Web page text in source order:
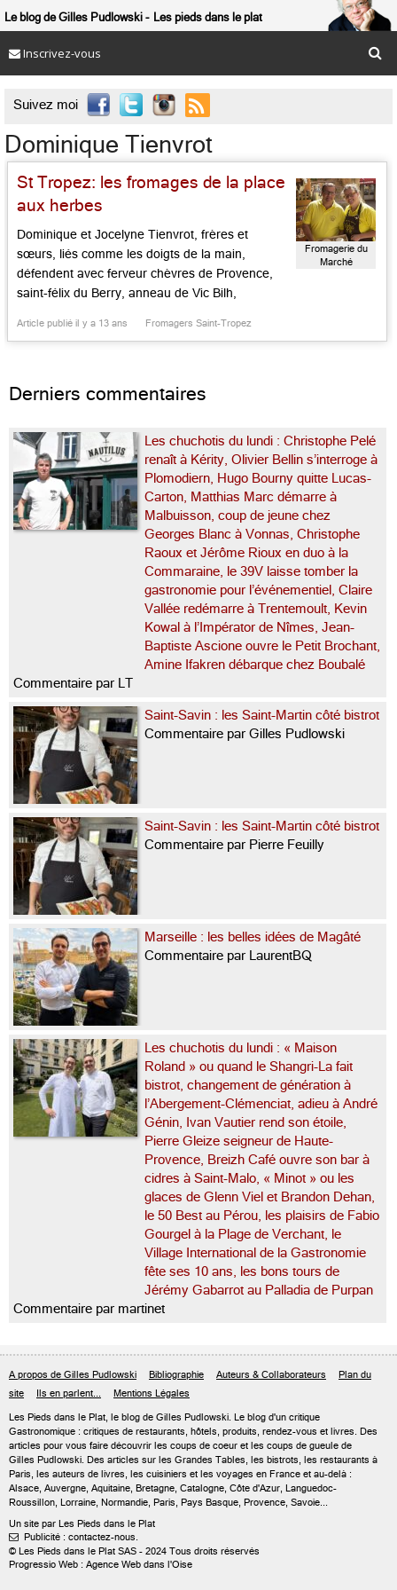
Le blog de Gilles Pudlowski Les pieds dans le plat
Inscrivez-vous
Suivez moi 
Dominique Tienvrot
St Tropez: les fromages de la place
aux herbes
Dominique et Jocelyne Tienvrot, frères et
sœurs, liés comme les doigts de la main,
défendent avec ferveur chèvres de Provence,
saint-félix du Berry, anneau de Vic Bilh,
Cévennes, vieux parmesan, tomme de Savoie,
de confitures […]...
Article publié il y a 13 ans Fromagers Saint-Tropez
Fromagerie du
Marché
Derniers commentaires
Les chuchotis du lundi : Christophe Pelé
renaît à Kérity, Olivier Bellin s’interroge à
Plomodiern, Hugo Bourny quitte Lucas-
Carton, Matthias Marc démarre à
Malbuisson, coup de jeune chez
Georges Blanc à Vonnas, Christophe
Raoux et Jérôme Rioux en duo à la
Commaraine, le 39V laisse tomber la
gastronomie pour l’événementiel, Claire
Vallée redémarre à Trentemoult, Kevin
Kowal à l’Impérator de Nîmes, Jean-
Baptiste Ascione ouvre le Petit Brochant,
Amine Ifakren débarque chez Boubalé
Commentaire par LT
Saint-Savin : les Saint-Martin côté bistrot
Commentaire par Gilles Pudlowski
Saint-Savin : les Saint-Martin côté bistrot
Commentaire par Pierre Feuilly
Marseille : les belles idées de Magâté
Commentaire par LaurentBQ
Les chuchotis du lundi : « Maison
Roland » ou quand le Shangri-La fait
bistrot, changement de génération à
l’Abergement-Clémenciat, adieu à André
Génin, Ivan Vautier rend son étoile,
Pierre Gleize seigneur de Haute-
Provence, Breizh Café ouvre son bar à
cidres à Saint-Malo, « Minot » ou les
glaces de Glenn Viel et Brandon Dehan,
le 50 Best au Pérou, les plaisirs de Fabio
Gourgel à la Plage de Verchant, le
Village International de la Gastronomie
fête ses 10 ans, les bons tours de
Jérémy Gabarrot au Palladia de Purpan
Commentaire par martinet
A propos de Gilles Pudlowski Bibliographie Auteurs & Collaborateurs
Plan du
site
Ils en parlent... Mentions Légales
Les Pieds dans le Plat, le blog de Gilles Pudlowski. Le blog d'un critique
Gastronomique : critiques de restaurants, hôtels, produits, rendez-vous et livres. Des
articles pour vous faire découvrir les coups de coeur et les coups de gueule de
Gilles Pudlowski. Des articles sur les Grandes Tables, les bistrots, les restaurants à
Paris, les auteurs de livres, les cuisiniers et les voyages en France et au-delà :
Alsace, Auvergne, Aquitaine, Bretagne, Catalogne, Côte d'Azur, Languedoc-
Roussillon, Lorraine, Normandie, Paris, Pays Basque, Provence, Savoie...
Un site par Les Pieds dans le Plat
 Publicité : contactez-nous.
© Les Pieds dans le Plat SAS - 2024 Tous droits réservés
Progressio Web : Agence Web dans l'Oise